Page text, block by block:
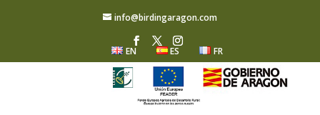
info@birdingaragon.com
EN ES FR